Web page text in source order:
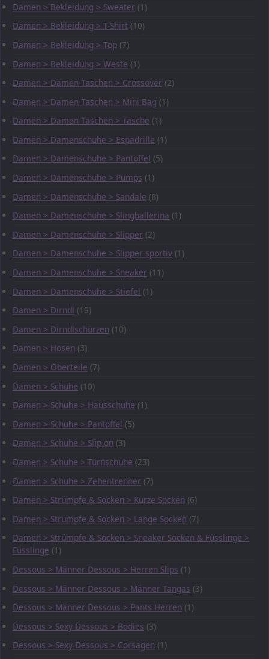
Damen > Bekleidung > Sweater (1)
Damen > Bekleidung > T-Shirt (10)
Damen > Bekleidung > Top (7)
Damen > Bekleidung > Weste (1)
Damen > Damen Taschen > Crossover (2)
Damen > Damen Taschen > Mini Bag (1)
Damen > Damen Taschen > Tasche (1)
Damen > Damenschuhe > Espadrille (1)
Damen > Damenschuhe > Pantoffel (5)
Damen > Damenschuhe > Pumps (1)
Damen > Damenschuhe > Sandale (8)
Damen > Damenschuhe > Slingballerina (1)
Damen > Damenschuhe > Slipper (2)
Damen > Damenschuhe > Slipper sportiv (1)
Damen > Damenschuhe > Sneaker (11)
Damen > Damenschuhe > Stiefel (1)
Damen > Dirndl (19)
Damen > Dirndlschürzen (10)
Damen > Hosen (3)
Damen > Oberteile (7)
Damen > Schuhe (10)
Damen > Schuhe > Hausschuhe (1)
Damen > Schuhe > Pantoffel (5)
Damen > Schuhe > Slip on (3)
Damen > Schuhe > Turnschuhe (23)
Damen > Schuhe > Zehentrenner (7)
Damen > Strümpfe & Socken > Kurze Socken (6)
Damen > Strümpfe & Socken > Lange Socken (7)
Damen > Strümpfe & Socken > Sneaker Socken & Füsslinge >
Füsslinge (1)
Dessous > Männer Dessous > Herren Slips (1)
Dessous > Männer Dessous > Männer Tangas (3)
Dessous > Männer Dessous > Pants Herren (1)
Dessous > Sexy Dessous > Bodies (3)
Dessous > Sexy Dessous > Corsagen (1)